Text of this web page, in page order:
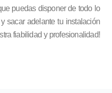
puedas disponer de todo lo
sacar adelante tu instalación
fiabilidad y profesionalidad!